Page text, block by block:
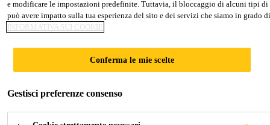
Pronto
Rivestimento flessibile bicomponente a
base di PMMA
rapido a base di polimetilmetacrilato PU modificato.
e modificare le impostazioni predefinite. Tuttavia, il bloccaggio di alcuni tipi di
può avere impatto sulla tua esperienza del sito e dei servizi che siamo in grado
INFORMATIVA SUI COOKIE
Conferma le mie scelte
Gestisci preferenze consenso